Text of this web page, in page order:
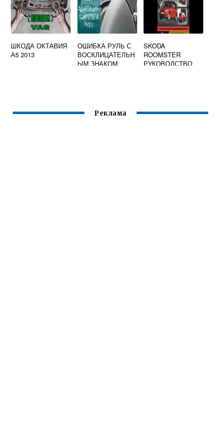
ШКОДА ОКТАВИЯ
А5 2013
ОШИБКА РУЛЬ С
ВОСКЛИЦАТЕЛЬН
ЫМ ЗНАКОМ
SKODA
ROOMSTER
РУКОВОДСТВО
Реклама